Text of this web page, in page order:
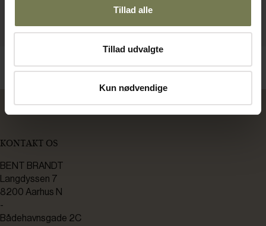
Tillad alle
Tillad udvalgte
Kun nødvendige
KONTAKT OS
BENT BRANDT
Langdyssen 7
8200 Aarhus N
-
Bådehavnsgade 2C